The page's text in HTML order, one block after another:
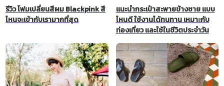
รีวิว โฟมเปลี่ยนสีผม Blackpink สี
ไหนจะเข้ากับเรามากที่สุด
แนะนำกระเป๋าสะพายข้างชาย แบบ
ไหนดี ใช้งานได้ทนทาน เหมาะกับ
ท่องเที่ยว และใช้ในชีวิตประจำวัน